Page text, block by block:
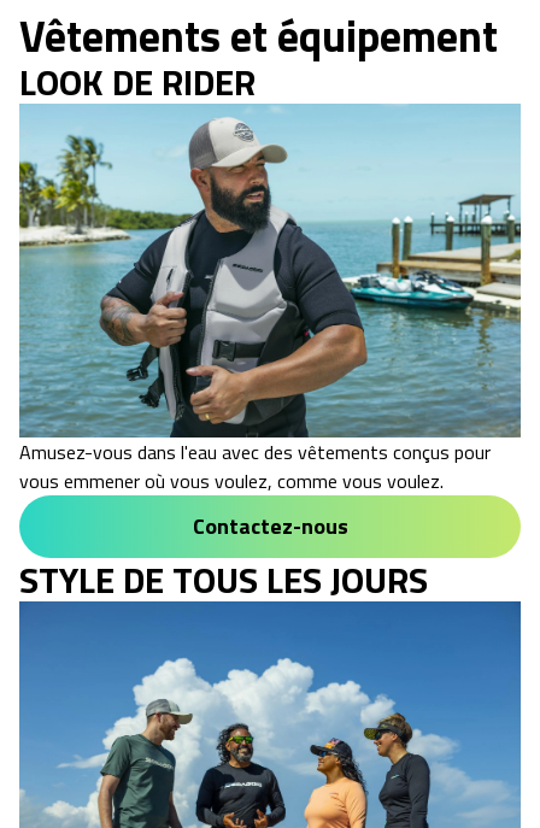
Vêtements et équipement
LOOK DE RIDER
Amusez-vous dans l'eau avec des vêtements conçus pour
vous emmener où vous voulez, comme vous voulez.
Contactez-nous
STYLE DE TOUS LES JOURS